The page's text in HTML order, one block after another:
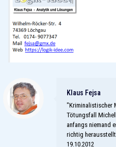
Klaus Fejsa
"Kriminalistischer
Tötungsfall
anfangs niemand
richtig
19.10.2012